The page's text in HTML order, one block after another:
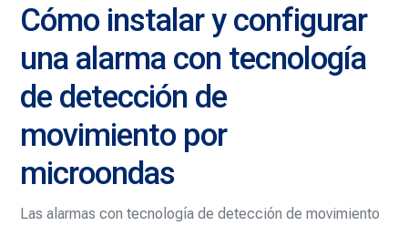
Cómo instalar y configurar
una alarma con tecnología
de detección de
movimiento por
microondas
Las alarmas con tecnología de detección de movimiento